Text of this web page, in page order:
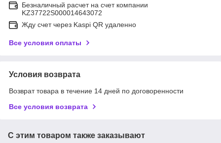
Безналичный расчет на счет компании
KZ37722S000014643072
Жду счет через Kaspi QR удаленно
Все условия оплаты
Условия возврата
Возврат товара в течение 14 дней по договоренности
Все условия возврата
С этим товаром также заказывают